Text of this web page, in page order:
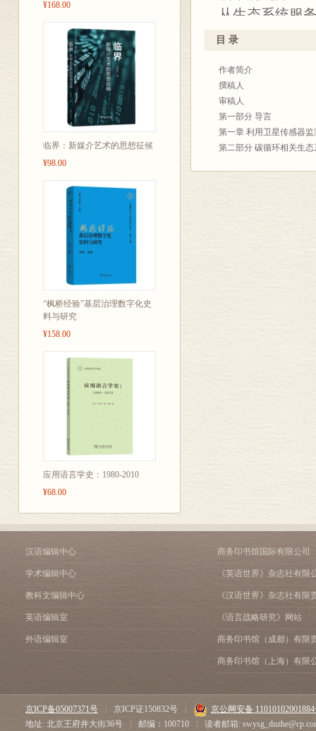
¥168.00
临界：新媒介艺术的思想征候
¥98.00
“枫桥经验”基层治理数字化史
料与研究
¥158.00
应用语言学史：1980-2010
¥68.00
从生态系统服
作提供科学参
目 录
作者简介
撰稿人
审稿人
第一部分 导言
第一章 利用卫星传感器
第二部分 碳循环相关生
彩插
汉语编辑中心
学术编辑中心
教科文编辑中心
英语编辑室
外语编辑室
商务印书馆国际有限公司
《英语世界》杂志社有限
《汉语世界》杂志社有限
《语言战略研究》网站
商务印书馆（成都）有限
商务印书馆（上海）有限
京ICP备05007371号 京ICP证150832号
京公网安备
地址: 北京王府井大街36号
邮编：100710 读者邮箱: